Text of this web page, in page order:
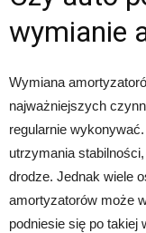
wymianie
Wymiana
najważniejszych
regularnie
utrzymania
drodze. Jednak wiele
amortyzatorów może
podniesie się po takiej